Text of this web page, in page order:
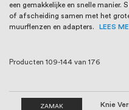
van Nederland en
100.000
direct uit voorraad
RVS op maat
een gemakkelijke en snelle manier.
of afscheiding samen met het
muurflenzen en adapters.
LEES
Producten 109-144 van 176
ZAMAK Knie